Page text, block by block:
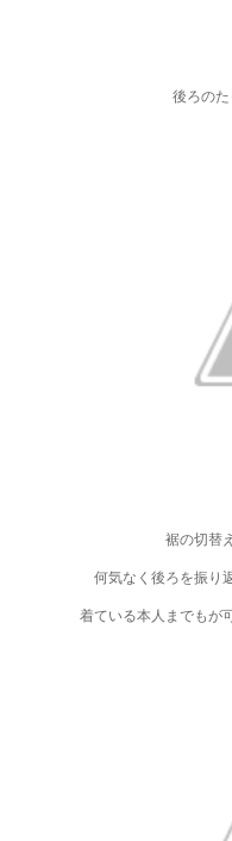
後ろの
裾の切替
何気なく後ろを振り
着ている本人までもが